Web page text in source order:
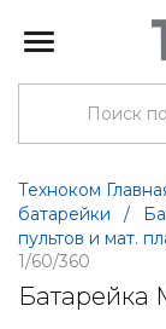
Техноком
батарейки
/
пультов и мат.
1/60/360
Батарейка